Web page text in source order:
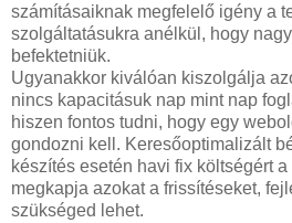
számításaiknak megfelelő igény a
szolgáltatásukra anélkül, hogy
befektetniük.
Ugyanakkor kiválóan kiszolgálja
nincs kapacitásuk nap mint nap
hiszen fontos tudni, hogy egy
gondozni kell. Keresőoptimalizált
készítés esetén havi fix költségért
megkapja azokat a frissítéseket,
szükséged lehet.